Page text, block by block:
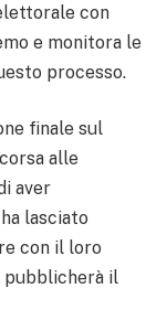
con
e monitora le
processo.
finale sul
alle
aver
lasciato
con il loro
pubblicherà il